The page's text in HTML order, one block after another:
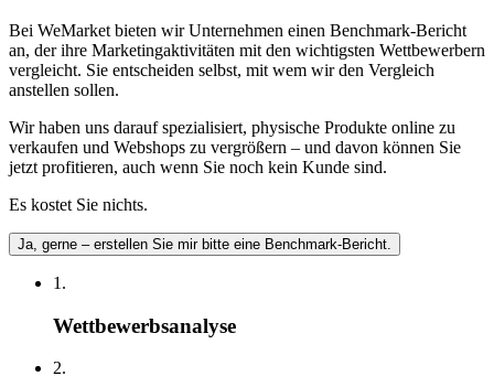
Bei WeMarket bieten wir Unternehmen einen Benchmark-Bericht
an, der ihre Marketingaktivitäten mit den wichtigsten Wettbewerbern
vergleicht. Sie entscheiden selbst, mit wem wir den Vergleich
anstellen sollen.
Wir haben uns darauf spezialisiert, physische Produkte online zu
verkaufen und Webshops zu vergrößern – und davon können Sie
jetzt profitieren, auch wenn Sie noch kein Kunde sind.
Es kostet Sie nichts.
Ja, gerne – erstellen Sie mir bitte eine Benchmark-Bericht.
1.
Wettbewerbsanalyse
2.